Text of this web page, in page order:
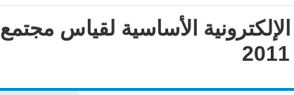
الأساسية لقياس مجتمع